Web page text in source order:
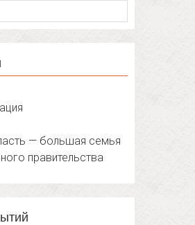
— большая семья
правительства